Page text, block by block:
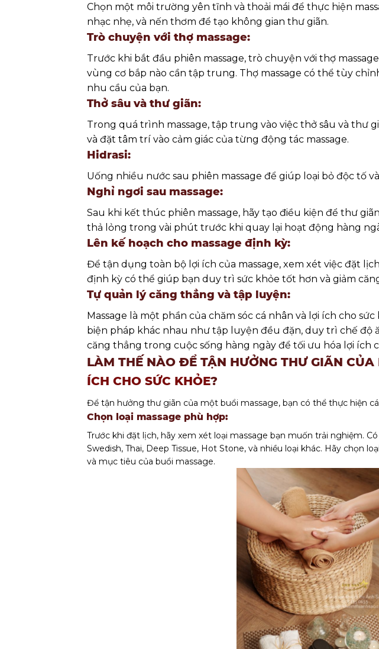
Chọn một môi trường yên tĩnh và thoải mái để thực hiện
nhạc nhẹ, và nến thơm để tạo không gian thư giãn.
Trò chuyện với thợ massage:
Trước khi bắt đầu phiên massage, trò chuyện với thợ
vùng cơ bắp nào cần tập trung. Thợ massage có thể tùy
nhu cầu của bạn.
Thở sâu và thư giãn:
Trong quá trình massage, tập trung vào việc thở sâu và thư
và đặt tâm trí vào cảm giác của từng động tác massage.
Hidrasi:
Uống nhiều nước sau phiên massage để giúp loại bỏ độc tố
Nghỉ ngơi sau massage:
Sau khi kết thúc phiên massage, hãy tạo điều kiện để thư
thả lỏng trong vài phút trước khi quay lại hoạt động hàng
Lên kế hoạch cho massage định kỳ:
Để tận dụng toàn bộ lợi ích của massage, xem xét việc đặt
định kỳ có thể giúp bạn duy trì sức khỏe tốt hơn và giảm
Tự quản lý căng thẳng và tập luyện:
Massage là một phần của chăm sóc cá nhân và lợi ích cho
biện pháp khác nhau như tập luyện đều đặn, duy trì chế độ
căng thẳng trong cuộc sống hàng ngày để tối ưu hóa lợi ích
LÀM THẾ NÀO ĐỂ TẬN HƯỞNG THƯ GIÃN CỦA
ÍCH CHO SỨC KHỎE?
Để tận hưởng thư giãn của một buổi massage, bạn có thể thực hiện
Chọn loại massage phù hợp:
Trước khi đặt lịch, hãy xem xét loại massage bạn muốn trải nghiệm.
Swedish, Thai, Deep Tissue, Hot Stone, và nhiều loại khác. Hãy chọn
và mục tiêu của buổi massage.